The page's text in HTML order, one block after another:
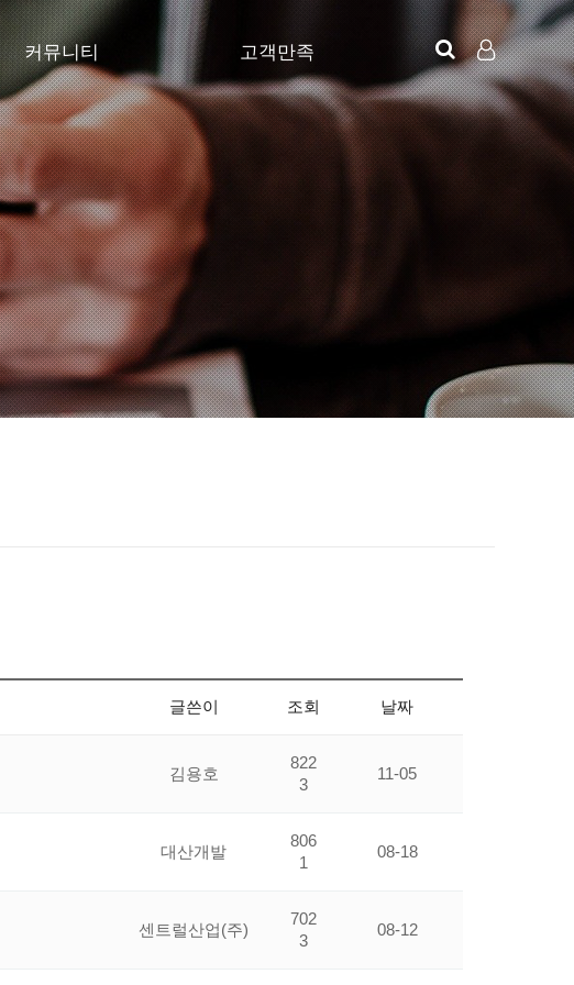
LOG IN
커뮤니티
덕성 NEWS
자료실
협력업체 등록신청
고객만족
지명원다운로드
묻고답하기
글쓴이 조회 날짜
김용호
822
3
11-05
대산개발
806
1
08-18
센트럴산업(주)
702
3
08-12